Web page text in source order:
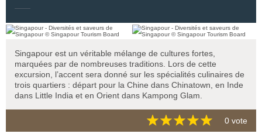
Singapour est un véritable mélange de cultures fortes,
marquées par de nombreuses traditions. Lors de cette
excursion, l’accent sera donné sur les spécialités culinaires de
trois quartiers : départ pour la Chine dans Chinatown, en Inde
dans Little India et en Orient dans Kampong Glam.
0 vote